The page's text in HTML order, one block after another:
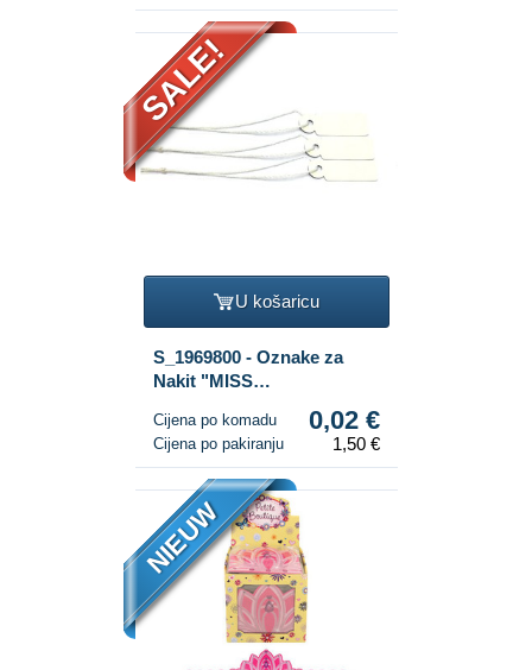
SALE!
U košaricu
S_1969800 - Oznake za
Nakit "MISS
S 2x1cm (100 kom)
Cijena po komadu 0,02 €
Cijena po pakiranju 1,50 €
NIEUW